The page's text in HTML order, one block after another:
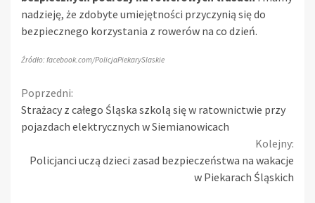
nadzieję, że zdobyte umiejętności przyczynią się do
bezpiecznego korzystania z rowerów na co dzień.
Źródło: facebook.com/PolicjaPiekarySlaskie
Continue
Reading
Poprzedni:
Strażacy z całego Śląska szkolą się w ratownictwie przy
pojazdach elektrycznych w Siemianowicach
Kolejny:
Policjanci uczą dzieci zasad bezpieczeństwa na wakacje
w Piekarach Śląskich